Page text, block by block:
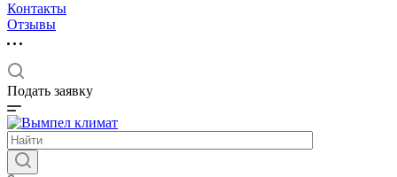
Контакты
Отзывы
Подать заявку